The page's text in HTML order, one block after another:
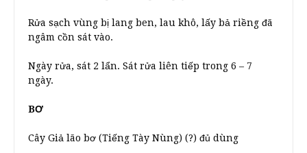
Rửa sạch vùng bị lang ben, lau khô, lấy bả riềng đã
ngâm cồn sát vào.
Ngày rửa, sát 2 lẩn. Sát rửa liên tiếp trong 6 – 7
ngày.
BƠ
Cây Giả lão bơ (Tiếng Tày Nùng) (?) đủ dùng